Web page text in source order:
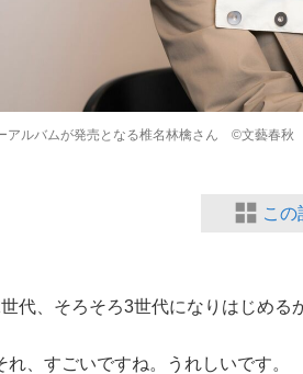
アルバムが発売となる椎名林檎さん ©文藝春秋
この
代、そろそろ3世代になりはじめる
、すごいですね。うれしいです。